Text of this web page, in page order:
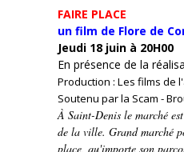
FAIRE PLACE
un film de Flore de
Jeudi 18 juin à 20H00
En présence de la
Production : Les films de
Soutenu par la Scam -
À Saint-Denis le marché
de la ville. Grand marché
place, qu'importe son